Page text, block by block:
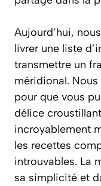
Aujourd’hui,
livrer une liste
transmettre un
méridional.
pour que vous
délice
incroyablement
les recettes
introuvables. La
sa simplicité et